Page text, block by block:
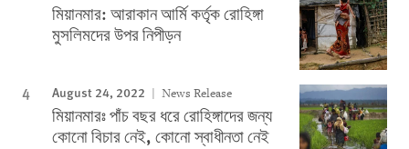
মিয়ানমার: আরাকান আর্মি কর্তৃক রোহিঙ্গা
মুসলিমদের উপর নিপীড়ন
August 24, 2022 News Release
মিয়ানমারঃ পাঁচ বছর ধরে রোহিঙ্গাদের জন্য
কোনো বিচার নেই, কোনো স্বাধীনতা নেই